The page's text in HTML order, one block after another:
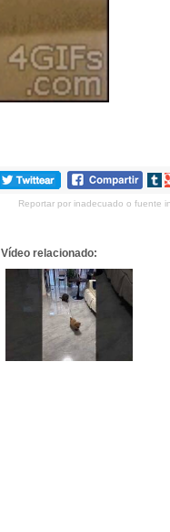
Reportar por inadecuado o fuente
Vídeo relacionado: